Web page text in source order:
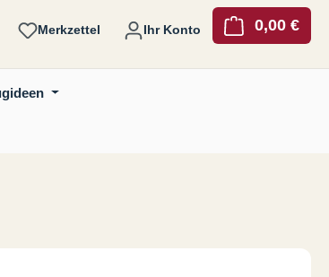
Merkzettel Ihr Konto 0,00 €